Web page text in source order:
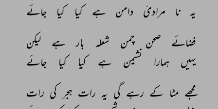
یہ
نا مرادئ دامن ہے کیا کیا
جائے
فضائے
صحن چمن شعلہ بار ہے
لیکن
یہیں
ہمارا نشیمن ہے کیا کیا
جائے
مجھے مٹا کے رہے گی یہ رات ہجر کی رات